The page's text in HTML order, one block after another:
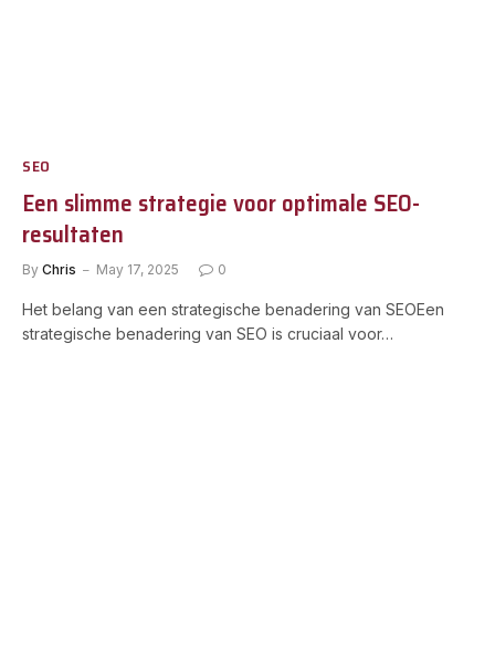
SEO
Een slimme strategie voor optimale SEO-
resultaten
By Chris May 17, 2025 0
Het belang van een strategische benadering van SEOEen
strategische benadering van SEO is cruciaal voor…